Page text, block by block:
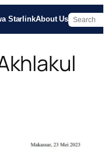
StarlinkAbout Us